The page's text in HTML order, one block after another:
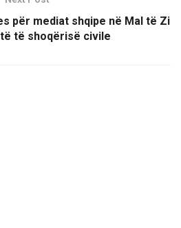
për mediat shqipe në Mal të Zi
të shoqërisë civile